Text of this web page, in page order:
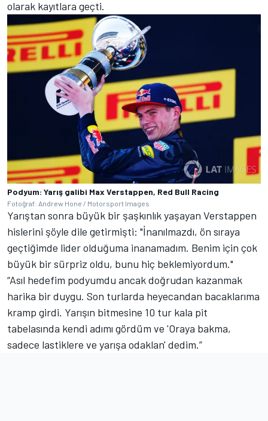
olarak kayıtlara geçti.
Podyum: Yarış galibi Max Verstappen, Red Bull Racing
Fotoğraf: Andrew Hone / Motorsport Images
Yarıştan sonra büyük bir şaşkınlık yaşayan Verstappen
hislerini şöyle dile getirmişti: "İnanılmazdı, ön sıraya
geçtiğimde lider olduğuma inanamadım. Benim için çok
büyük bir sürpriz oldu, bunu hiç beklemiyordum."
“Asıl hedefim podyumdu ancak doğrudan kazanmak
harika bir duygu. Son turlarda heyecandan bacaklarıma
kramp girdi. Yarışın bitmesine 10 tur kala pit
tabelasında kendi adımı gördüm ve 'Oraya bakma,
sadece lastiklere ve yarışa odaklan' dedim.”